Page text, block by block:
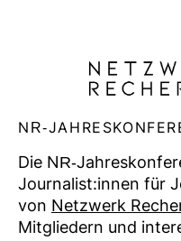
NR-​
Die NR-​
Jour­na­list:innen für
von Netz­werk
Mit­glie­dern und